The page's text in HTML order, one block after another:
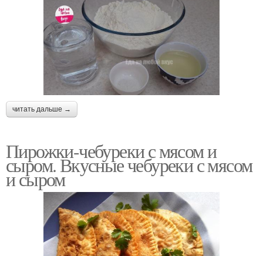
читать дальше →
Пирожки-чебуреки с мясом и
сыром. Вкусные чебуреки с мясом
и сыром